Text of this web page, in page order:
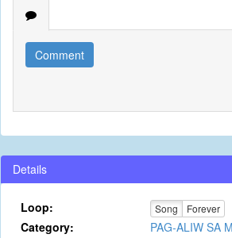
Comment
Details
Loop: Song Forever
Category:
PAG-ALIW SA